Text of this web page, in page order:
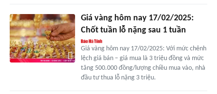
Giá vàng hôm nay 17/02/2025:
Chốt tuần lỗ nặng sau 1 tuần
Giá vàng hôm nay 17/02/2025: Với mức chênh
lệch giá bán – giá mua là 3 triệu đồng và mức
tăng 500.000 đồng/lượng chiều mua vào, nhà
đầu tư thua lỗ nặng 3 triệu.